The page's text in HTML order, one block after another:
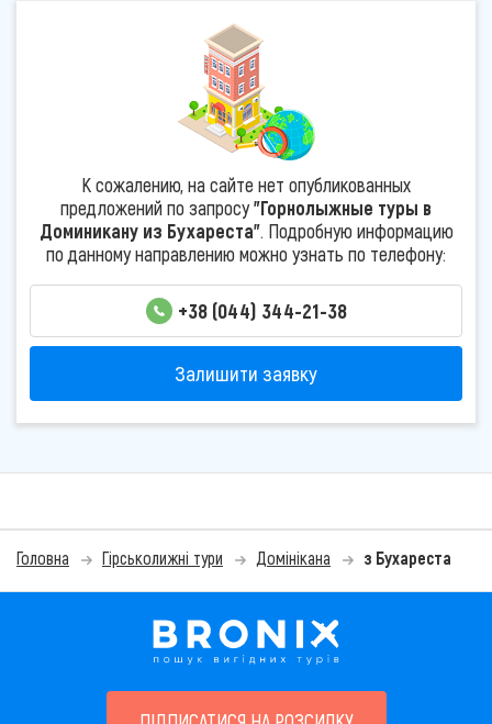
К сожалению, на сайте нет опубликованных
предложений по запросу"Горнолыжные туры в
Доминикану из Бухареста". Подробную информацию
по данному направлению можно узнать по телефону:
+38 (044) 344-21-38
Залишити заявку
Головна Гірськолижні тури Домінікана з Бухареста